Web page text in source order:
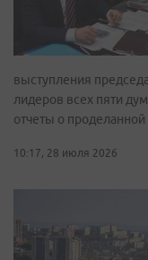
выступления
лидеров всех пяти
отчеты о проделанной
10:17, 28 июля 2026